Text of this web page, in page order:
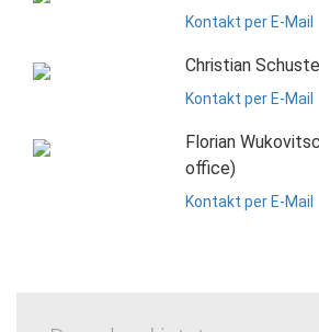
Kontakt per E-Mail
Christian
Kontakt per E-Mail
Florian
office)
Kontakt per E-Mail